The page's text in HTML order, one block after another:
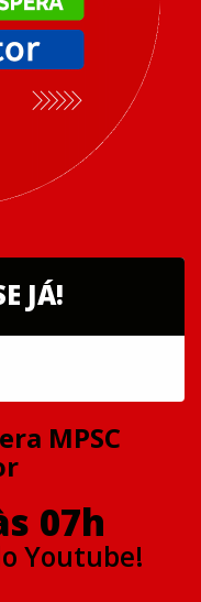
JÁ!
MPSC
07h
Youtube!